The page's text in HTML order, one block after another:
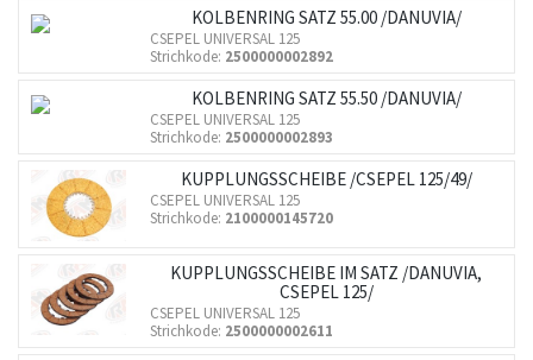
KOLBENRING SATZ 55.00 /DANUVIA/
CSEPEL UNIVERSAL 125
Strichkode: 2500000002892
KOLBENRING SATZ 55.50 /DANUVIA/
CSEPEL UNIVERSAL 125
Strichkode: 2500000002893
KUPPLUNGSSCHEIBE /CSEPEL 125/49/
CSEPEL UNIVERSAL 125
Strichkode: 2100000145720
KUPPLUNGSSCHEIBE IM SATZ /DANUVIA,
CSEPEL 125/
CSEPEL UNIVERSAL 125
Strichkode: 2500000002611